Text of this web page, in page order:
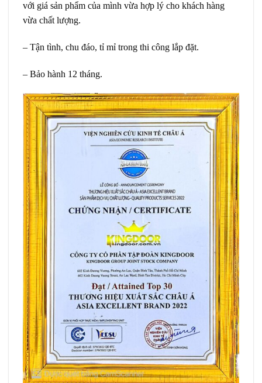
với giá sản phẩm của mình vừa hợp lý cho khách hàng
vừa chất lượng.
– Tận tình, chu đáo, tỉ mỉ trong thi công lắp đặt.
– Bảo hành 12 tháng.